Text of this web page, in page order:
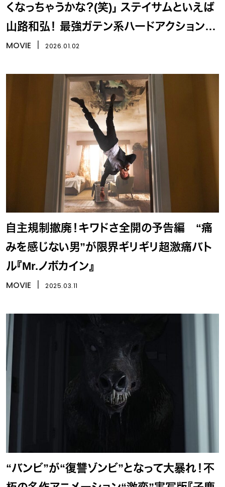
くなっちゃうかな？(笑)」 ステイサムといえば
山路和弘！ 最強ガテン系ハードアクション
『ワーキングマン』を語る
MOVIE 2026.01.02
自主規制撤廃！キワドさ全開の予告編 “痛
みを感じない男”が限界ギリギリ超激痛バト
ル『Mr.ノボカイン』
MOVIE 2025.03.11
“バンビ”が“復讐ゾンビ”となって大暴れ！不